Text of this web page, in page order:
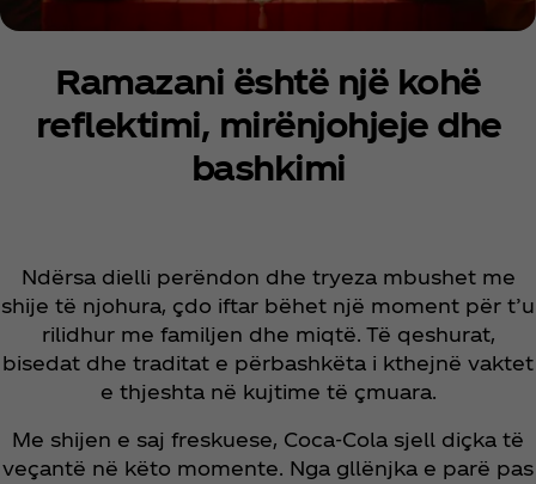
Ramazani është një kohë
reflektimi, mirënjohjeje dhe
bashkimi
Ndërsa dielli perëndon dhe tryeza mbushet me
shije të njohura, çdo iftar bëhet një moment për t’u
rilidhur me familjen dhe miqtë. Të qeshurat,
bisedat dhe traditat e përbashkëta i kthejnë vaktet
e thjeshta në kujtime të çmuara.
Me shijen e saj freskuese, Coca‑Cola sjell diçka të
veçantë në këto momente. Nga gllënjka e parë pas